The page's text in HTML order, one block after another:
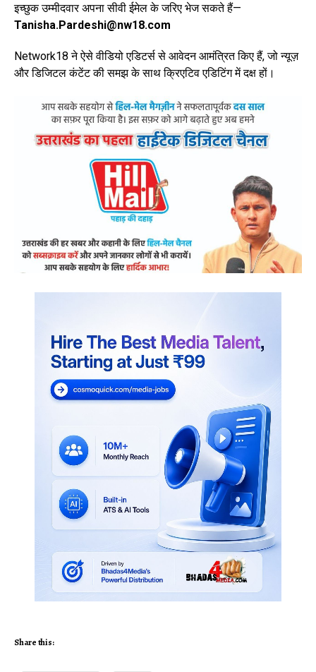
इच्छुक उम्मीदवार अपना सीवी ईमेल के जरिए भेज सकते हैं—
Tanisha.Pardeshi@nw18.com
Network18 ने ऐसे वीडियो एडिटर्स से आवेदन आमंत्रित किए हैं, जो न्यूज़
और डिजिटल कंटेंट की समझ के साथ क्रिएटिव एडिटिंग में दक्ष हों।
Share this: